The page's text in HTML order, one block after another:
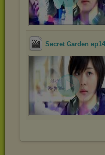
Secret Garden ep14